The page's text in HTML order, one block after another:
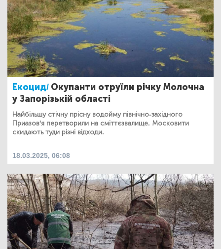
Екоцид/ Окупанти отруїли річку Молочна
у Запорізькій області
Найбільшу стічну прісну водойму північно-західного
Приазов'я перетворили на сміттєзвалище. Московити
скидають туди різні відходи.
18.03.2025, 06:08